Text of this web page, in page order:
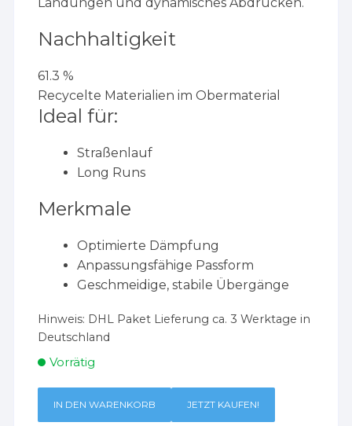
Nachhaltigkeit
61.3 %
Recycelte Materialien im Obermaterial
Ideal für:
Straßenlauf
Long Runs
Merkmale
Optimierte Dämpfung
Anpassungsfähige Passform
Geschmeidige, stabile Übergänge
Hinweis: DHL Paket Lieferung ca. 3 Werktage in
Deutschland
Vorrätig
Brooks
IN DEN WARENKORB JETZT KAUFEN!